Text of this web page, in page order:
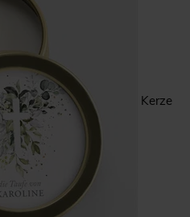
Kerze